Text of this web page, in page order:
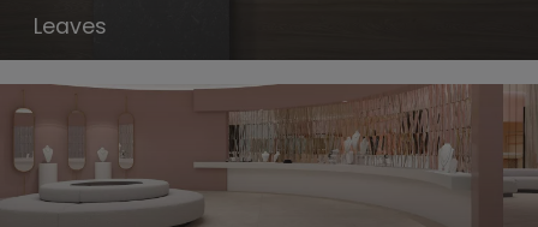
Leaves